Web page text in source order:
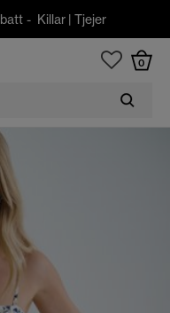
- Killar| Tjejer
0